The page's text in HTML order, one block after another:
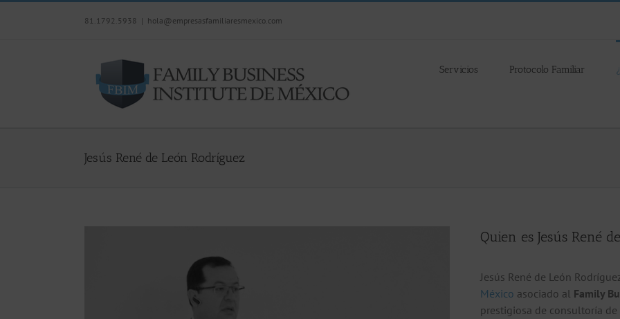
81.1792.5938 | hola@empresasfamiliaresmexico.com
Servicios Protocolo Familiar
Jesús René de León Rodríguez
Quien es Jesús René
Jesús René de León
México asociado al Family
prestigiosa de consultoría de